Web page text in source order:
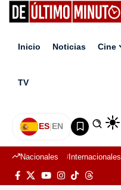
Inicio Noticias Cine
TV
ES|EN
Nacionales Internacionales